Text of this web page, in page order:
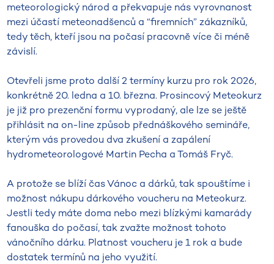
meteorologický národ a překvapuje nás vyrovnanost
mezi účastí meteonadšenců a “firemních” zákazníků,
tedy těch, kteří jsou na počasí pracovně více či méně
závislí.
Otevřeli jsme proto další 2 termíny kurzu pro rok 2026,
konkrétně 20. ledna a 10. března. Prosincový Meteokurz
je již pro prezenční formu vyprodaný, ale lze se ještě
přihlásit na on-line způsob přednáškového semináře,
kterým vás provedou dva zkušení a zapálení
hydrometeorologové Martin Pecha a Tomáš Fryč.
A protože se blíží čas Vánoc a dárků, tak spouštíme i
možnost nákupu dárkového voucheru na Meteokurz.
Jestli tedy máte doma nebo mezi blízkými kamarády
fanouška do počasí, tak zvažte možnost tohoto
vánočního dárku. Platnost voucheru je 1 rok a bude
dostatek termínů na jeho využití.